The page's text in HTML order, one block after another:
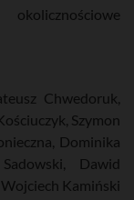
Chwedoruk,
Szymon
Dominika
Dawid
Wojciech Kamiński